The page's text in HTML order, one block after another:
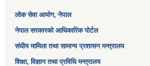
लोक सेवा आयोग, नेपाल
नेपाल सरकारको आधिकारिक पोर्टल
संघीय मामिला तथा सामान्य प्रशासन मन्त्रालय
शिक्षा, विज्ञान तथा प्रविधि मन्त्रालय